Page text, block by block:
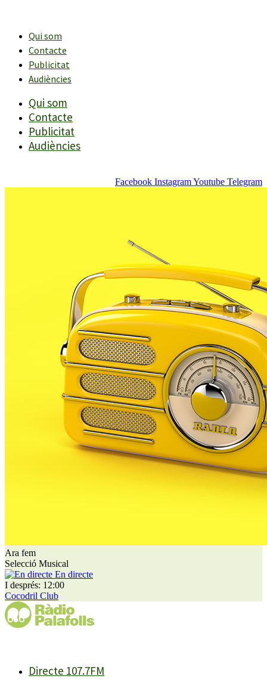
contingutQui som
Contacte
Publicitat
Audiències
Qui som
Contacte
Publicitat
Audiències
Facebook InstagramYoutube Telegram
Ara fem
Selecció Musical
En directe
I després: 12:00
Cocodril Club
Directe 107.7FM